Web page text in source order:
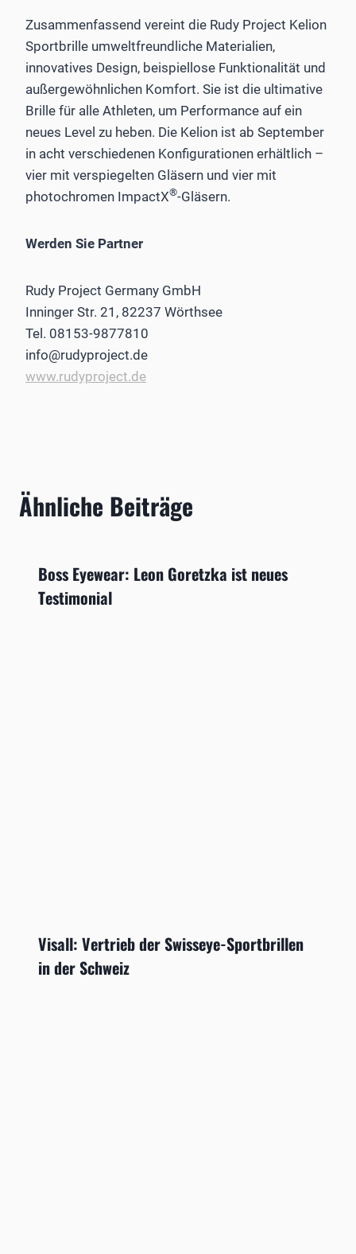
Zusammenfassend vereint die Rudy Project Kelion
Sportbrille umweltfreundliche Materialien,
innovatives Design, beispiellose Funktionalität und
außergewöhnlichen Komfort. Sie ist die ultimative
Brille für alle Athleten, um Performance auf ein
neues Level zu heben. Die Kelion ist ab September
in acht verschiedenen Konfigurationen erhältlich –
vier mit verspiegelten Gläsern und vier mit
photochromen ImpactX®-Gläsern.
Werden Sie Partner
Rudy Project Germany GmbH
Inninger Str. 21, 82237 Wörthsee
Tel. 08153-9877810
info@rudyproject.de
www.rudyproject.de
Ähnliche Beiträge
Boss Eyewear: Leon Goretzka ist neues
Testimonial
Visall: Vertrieb der Swisseye-Sportbrillen
in der Schweiz